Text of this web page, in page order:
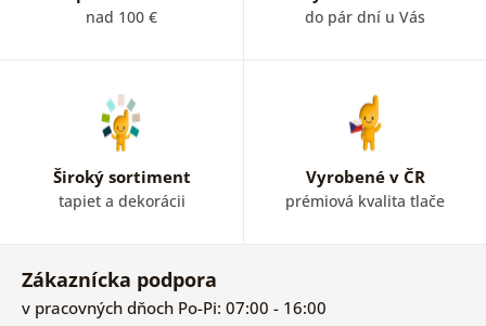
nad 100 € do pár dní u Vás
Široký sortiment
tapiet a dekorácii
Vyrobené v ČR
prémiová kvalita tlače
Zákaznícka podpora
v pracovných dňoch Po-Pi: 07:00 - 16:00